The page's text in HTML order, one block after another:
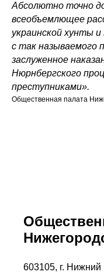
Абсолютно точно
всеобъемлющее
украинской хунты
с так называемого
заслуженное
Нюрнбергского
преступниками».
Общественная палата
603105, г. Нижний